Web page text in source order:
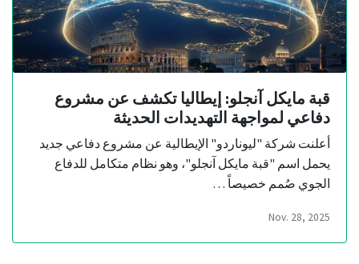
قبة مايكل آنجلو: إيطاليا تكشف عن مشروع
دفاعي لمواجهة التهديدات الحديثة
أعلنت شركة "ليوناردو" الإيطالية عن مشروع دفاعي جديد
يحمل اسم "قبة مايكل آنجلو"، وهو نظام متكامل للدفاع
الجوي صُمم خصيصاً …
Nov. 28, 2025